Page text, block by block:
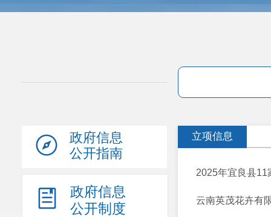
政府信息
公开指南
政府信息
公开制度
立项信息
2025年宜良县11
云南英茂花卉有